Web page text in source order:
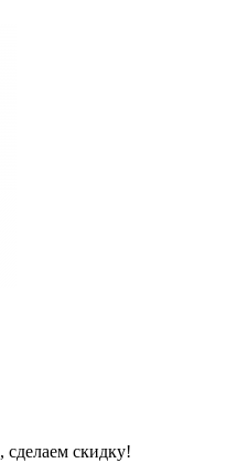
, сделаем скидку!